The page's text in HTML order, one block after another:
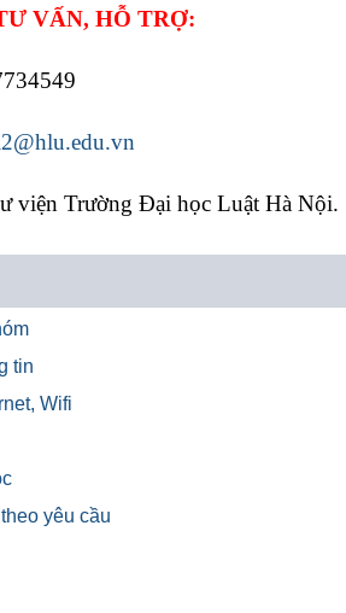
VẤN, HỖ TRỢ:
viện Trường Đại học Luật Hà Nội.
tin
Wifi
yêu cầu